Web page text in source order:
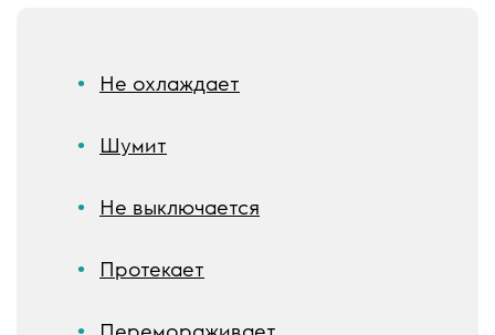
Не охлаждает
Шумит
Не выключается
Протекает